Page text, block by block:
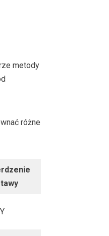
metody
różne
Y